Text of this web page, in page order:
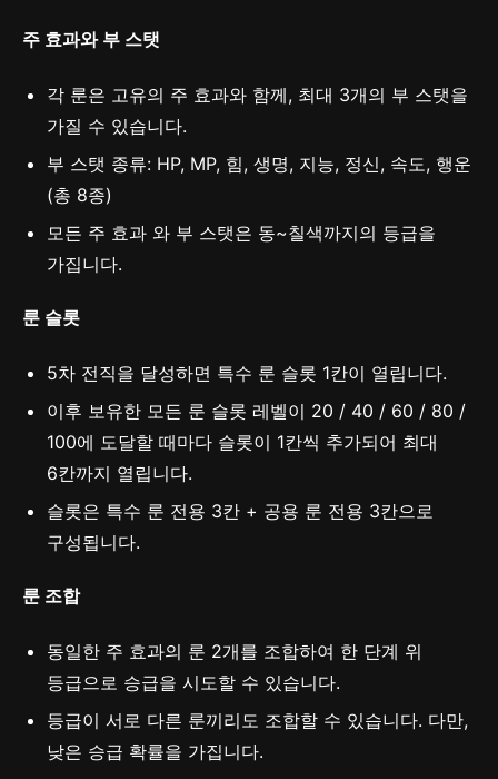
주 효과와 부 스탯
각 룬은 고유의 주 효과와 함께, 최대 3개의 부 스탯을
가질 수 있습니다.
부 스탯 종류: HP, MP, 힘, 생명, 지능, 정신, 속도, 행운
(총 8종)
모든 주 효과 와 부 스탯은 동~칠색까지의 등급을
가집니다.
룬 슬롯
5차 전직을 달성하면 특수 룬 슬롯 1칸이 열립니다.
이후 보유한 모든 룬 슬롯 레벨이 20 / 40 / 60 / 80 /
100에 도달할 때마다 슬롯이 1칸씩 추가되어 최대
6칸까지 열립니다.
슬롯은 특수 룬 전용 3칸 + 공용 룬 전용 3칸으로
구성됩니다.
룬 조합
동일한 주 효과의 룬 2개를 조합하여 한 단계 위
등급으로 승급을 시도할 수 있습니다.
등급이 서로 다른 룬끼리도 조합할 수 있습니다. 다만,
낮은 승급 확률을 가집니다.